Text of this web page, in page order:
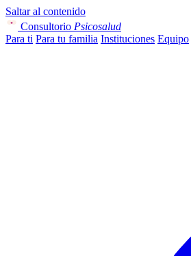
Saltar al contenido
Consultorio Psicosalud
Para ti Para tu familia Instituciones Equipo